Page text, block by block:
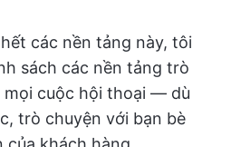
các nền tảng này, tôi
sách các nền tảng trò
cuộc hội thoại — dù
trò chuyện với bạn bè